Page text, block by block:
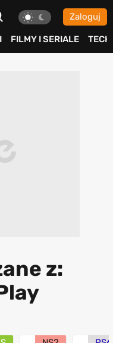
Zaloguj
FILMY I SERIALE TECH
z: